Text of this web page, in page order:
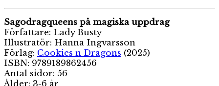
Sagodragqueens på magiska uppdrag
Författare: Lady Busty
Illustratör: Hanna Ingvarsson
Förlag: Cookies n Dragons (2025)
ISBN: 9789189862456
Antal sidor: 56
Ålder: 3-6 år